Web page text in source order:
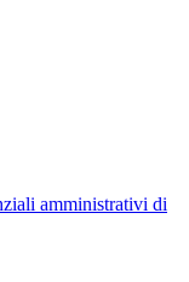
amministrativi di